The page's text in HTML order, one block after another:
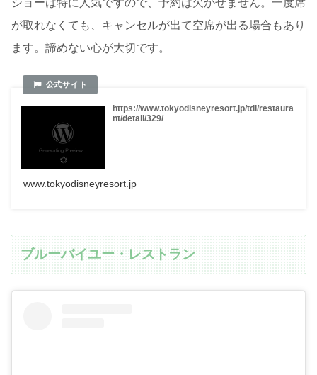
が取れなくても、キャンセルが出て空席が出る場合もあり
ます。諦めない心が大切です。
https://www.tokyodisneyresort.jp/tdl/restaura
nt/detail/329/
www.tokyodisneyresort.jp
ブルーバイユー・レストラン